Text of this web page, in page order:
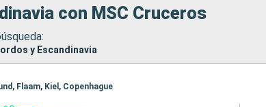
con MSC Cruceros
y Escandinavia
Flaam, Kiel, Copenhague